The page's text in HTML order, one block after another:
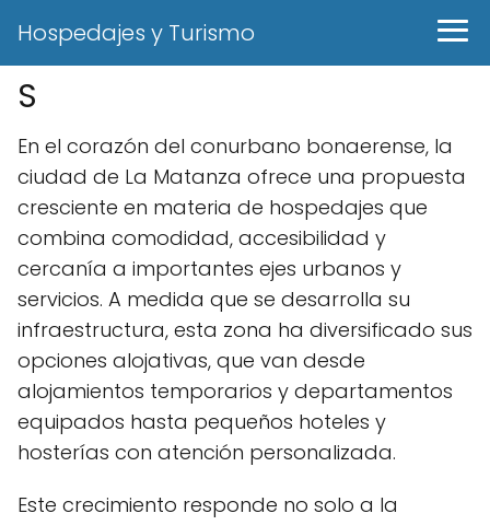
Hospedajes y Turismo
S
En el corazón del conurbano bonaerense, la
ciudad de La Matanza ofrece una propuesta
cresciente en materia de hospedajes que
combina comodidad, accesibilidad y
cercanía a importantes ejes urbanos y
servicios. A medida que se desarrolla su
infraestructura, esta zona ha diversificado sus
opciones alojativas, que van desde
alojamientos temporarios y departamentos
equipados hasta pequeños hoteles y
hosterías con atención personalizada.
Este crecimiento responde no solo a la